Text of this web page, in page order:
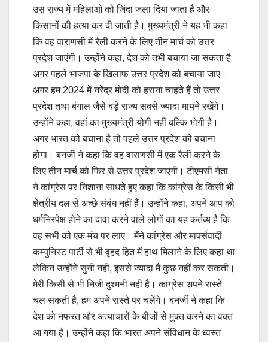
उस राज्य में महिलाओं को जिंदा जला दिया जाता है और
किसानों की हत्या कर दी जाती है। मुख्यमंत्री ने यह भी कहा
कि वह वाराणसी में रैली करने के लिए तीन मार्च को उत्तर
प्रदेश जाएंगी। उन्होंने कहा, देश को तभी बचाया जा सकता है
अगर पहले भाजपा के खिलाफ उत्तर प्रदेश को बचाया जाए।
अगर हम 2024 में नरेंद्र मोदी को हराना चाहते हैं तो उत्तर
प्रदेश तथा बंगाल जैसे बड़े राज्य सबसे ज्यादा मायने रखेंगे।
उन्होंने कहा, वहां का मुख्यमंत्री योगी नहीं बल्कि भोगी है।
अगर भारत को बचाना है तो पहले उत्तर प्रदेश को बचाना
होगा। बनर्जी ने कहा कि वह वाराणसी में एक रैली करने के
लिए तीन मार्च को फिर से उत्तर प्रदेश जाएंगी। टीएमसी नेता
ने कांग्रेस पर निशाना साधते हुए कहा कि कांग्रेस के किसी भी
क्षेत्रीय दल से अच्छे संबंध नहीं हैं। उन्होंने कहा, अपने आप को
धर्मनिरपेक्ष होने का दावा करने वाले लोगों का यह कर्तव्य है कि
वह सभी को एक मंच पर लाए। मैंने कांग्रेस और मार्क्सवादी
कम्युनिस्ट पार्टी से भी वृहद हित में हाथ मिलाने के लिए कहा था
लेकिन उन्होंने सुनी नहीं, इससे ज्यादा मैं कुछ नहीं कर सकती।
मेरी किसी से भी निजी दुश्मनी नहीं है। कांग्रेस अपने रास्ते
चल सकती है, हम अपने रास्ते पर चलेंगे। बनर्जी ने कहा कि
देश को नफरत और अत्याचारों के बीजों से मुक्त करने का वक्त
आ गया है। उन्होंने कहा कि भारत अपने संविधान के ध्वस्त